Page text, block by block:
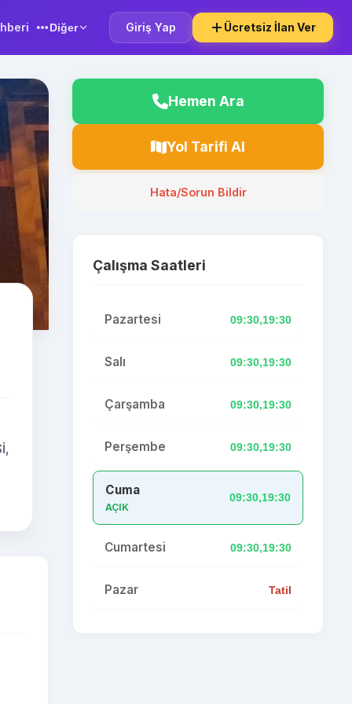
Diğer Giriş Yap Ücretsiz İlan Ver
Hemen Ara
Yol Tarifi Al
Hata/Sorun Bildir
Çalışma Saatleri
Pazartesi 09:30,19:30
Salı 09:30,19:30
Çarşamba 09:30,19:30
Perşembe 09:30,19:30
Cuma
AÇIK
09:30,19:30
Cumartesi 09:30,19:30
Pazar Tatil